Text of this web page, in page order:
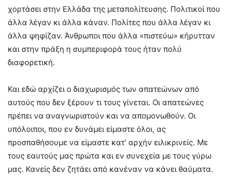
χορτάσει στην Ελλάδα της μεταπολίτευσης. Πολιτικοί που
άλλα λέγαν κι άλλα κάναν. Πολίτες που άλλα λέγαν κι
άλλα ψηφίζαν. Άνθρωποι που άλλα «πιστεύω» κήρυτταν
και στην πράξη η συμπεριφορά τους ήταν πολύ
διαφορετική.
Και εδώ αρχίζει ο διαχωρισμός των απατεώνων από
αυτούς που δεν ξέρουν τι τους γίνεται. Οι απατεώνες
πρέπει να αναγνωριστούν και να απομονωθούν. Οι
υπόλοιποι, που εν δυνάμει είμαστε όλοι, ας
προσπαθήσουμε να είμαστε κατ’ αρχήν ειλικρινείς. Με
τους εαυτούς μας πρώτα και εν συνεχεία με τους γύρω
μας. Κανείς δεν ζητάει από κανέναν να κάνει θαύματα.